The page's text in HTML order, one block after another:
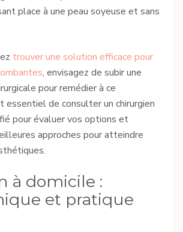
place à une peau soyeuse et sans
trouver une solution efficace pour
, envisagez de subir une
pour remédier à ce
essentiel de consulter un chirurgien
pour évaluer vos options et
approches pour atteindre
à domicile :
et pratique